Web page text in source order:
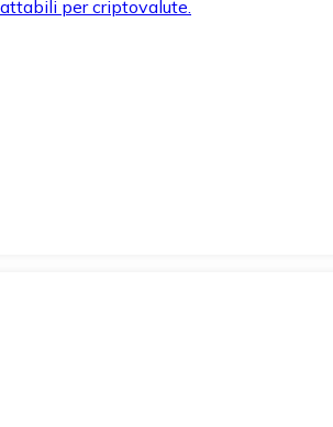
per criptovalute.